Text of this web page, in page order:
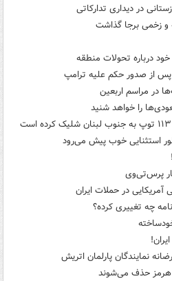
در دیداری تدارکاتی
زخمی برجا گذاشت
درباره تحولات منطقه
از صدور حکم علیه ترامپ
در مراسم اربعین
را خواهد شنید
استثنایی خوب پیش می‌رود
پرس‌تی‌وی
در حملات ایران
چه تغییری کرده؟
نمایندگان پارلمان اتریش
هرمز حذف می‌شوند